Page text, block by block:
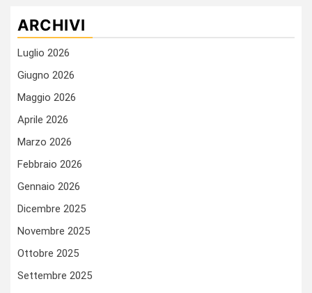
ARCHIVI
Luglio 2026
Giugno 2026
Maggio 2026
Aprile 2026
Marzo 2026
Febbraio 2026
Gennaio 2026
Dicembre 2025
Novembre 2025
Ottobre 2025
Settembre 2025